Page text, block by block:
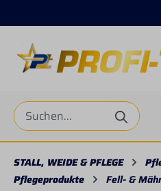
STALL, WEIDE & PFLEGE
Pflegeprodukte
Fell- &